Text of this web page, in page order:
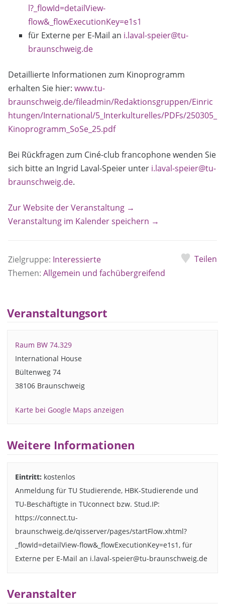
l?_flowId=detailView-
flow&_flowExecutionKey=e1s1
für Externe per E-Mail an i.laval-speier@tu-
braunschweig.de
Detaillierte Informationen zum Kinoprogramm
erhalten Sie hier: www.tu-
braunschweig.de/fileadmin/Redaktionsgruppen/Einric
htungen/International/5_Interkulturelles/PDFs/250305_
Kinoprogramm_SoSe_25.pdf
Bei Rückfragen zum Ciné-club francophone wenden Sie
sich bitte an Ingrid Laval-Speier unter i.laval-speier@tu-
braunschweig.de.
Zur Website der Veranstaltung →
Veranstaltung im Kalender speichern →
Zielgruppe: Interessierte
Themen: Allgemein und fachübergreifend
Teilen
Veranstaltungsort
Raum BW 74.329
International House
Bültenweg 74
38106 Braunschweig
Karte bei Google Maps anzeigen
Weitere Informationen
Eintritt: kostenlos
Anmeldung für TU Studierende, HBK-Studierende und
TU-Beschäftigte in TUconnect bzw. Stud.IP:
https://connect.tu-
braunschweig.de/qisserver/pages/startFlow.xhtml?
_flowId=detailView-flow&_flowExecutionKey=e1s1, für
Externe per E-Mail an i.laval-speier@tu-braunschweig.de
Veranstalter